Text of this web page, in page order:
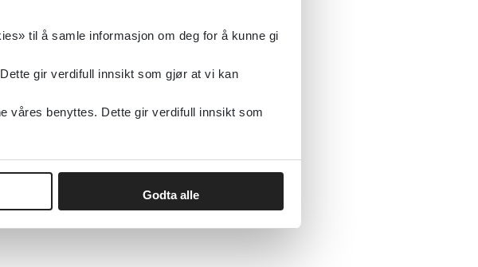
til å samle informasjon om deg for å kunne gi
gir verdifull innsikt som gjør at vi kan
våres benyttes. Dette gir verdifull innsikt som
Godta alle